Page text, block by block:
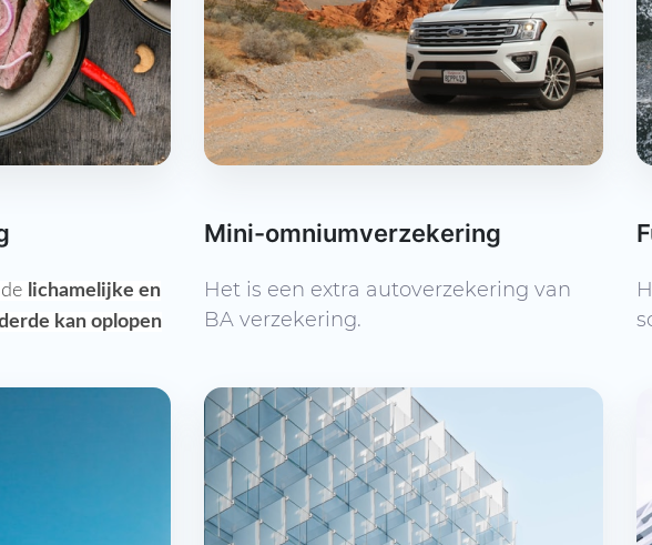
lichamelijke en
kan oplopen
Mini-omniumverzekering
Het is een extra autoverzekering van
BA verzekering.